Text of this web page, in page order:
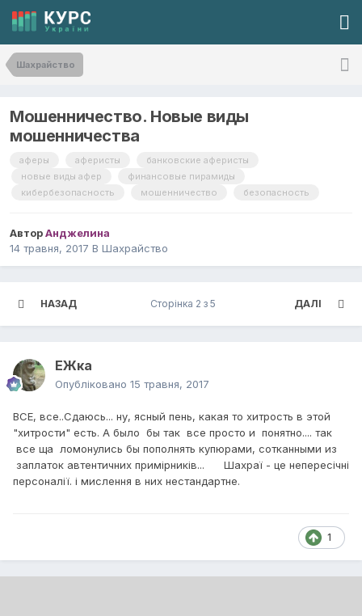
Шахрайство
Мошенничество. Новые виды
мошенничества
аферы аферисты
банковские аферисты
новые виды афер
финансовые пирамиды
кибербе зопасность
мошенничество безопасность
АвторАнджелина
14 травня, 2017 В Шахрайство
НАЗАД ДАЛІ
Сторінка 2 з 5
ЕЖка
Опубліковано 15 травня, 2017
ВСЕ, все..Сдаюсь... ну, ясный пень, какая то хитрость в этой
"хитрости" есть. А было бы так все просто и понятно.... так
все ща ломонулись бы пополнять купюрами, сотканными из
заплаток автентичних примірників... Шахраї - це непересічні
персоналії. і мислення в них нестандартне.
1